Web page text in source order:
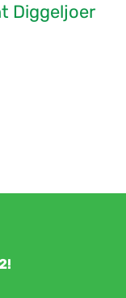
Diggeljoer